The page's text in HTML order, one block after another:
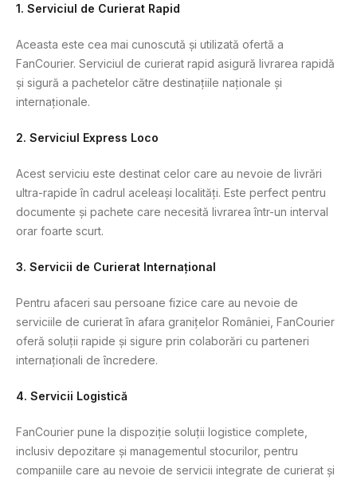
1. Serviciul de Curierat Rapid
Aceasta este cea mai cunoscută și utilizată ofertă a
FanCourier. Serviciul de curierat rapid asigură livrarea rapidă
și sigură a pachetelor către destinațiile naționale și
internaționale.
2. Serviciul Express Loco
Acest serviciu este destinat celor care au nevoie de livrări
ultra-rapide în cadrul aceleași localități. Este perfect pentru
documente și pachete care necesită livrarea într-un interval
orar foarte scurt.
3. Servicii de Curierat Internațional
Pentru afaceri sau persoane fizice care au nevoie de
serviciile de curierat în afara granițelor României, FanCourier
oferă soluții rapide și sigure prin colaborări cu parteneri
internaționali de încredere.
4. Servicii Logistică
FanCourier pune la dispoziție soluții logistice complete,
inclusiv depozitare și managementul stocurilor, pentru
companiile care au nevoie de servicii integrate de curierat și